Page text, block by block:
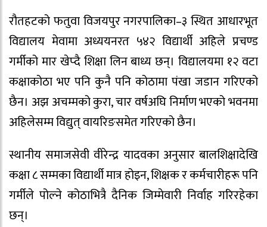
रौतहटको फतुवा विजयपुर नगरपालिका–३ स्थित आधारभूत
विद्यालय मेवामा अध्ययनरत ५४२ विद्यार्थी अहिले प्रचण्ड
गर्मीको मार खेप्दै शिक्षा लिन बाध्य छन्। विद्यालयमा १२ वटा
कक्षाकोठा भए पनि कुनै पनि कोठामा पंखा जडान गरिएको
छैन। अझ अचम्मको कुरा, चार वर्षअघि निर्माण भएको भवनमा
अहिलेसम्म विद्युत् वायरिङसमेत गरिएको छैन।
स्थानीय समाजसेवी वीरेन्द्र यादवका अनुसार बालशिक्षादेखि
कक्षा ८ सम्मका विद्यार्थी मात्र होइन, शिक्षक र कर्मचारीहरू पनि
गर्मीले पोल्ने कोठाभित्रै दैनिक जिम्मेवारी निर्वाह गरिरहेका
छन्।